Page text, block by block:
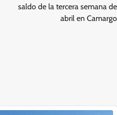
saldo de la tercera semana de
abril en Camargo